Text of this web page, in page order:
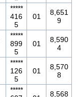
*****
416
5
01
8,651
9
*****
899
5
01
8,590
4
*****
126
5
01
8,570
8
*****
8,568